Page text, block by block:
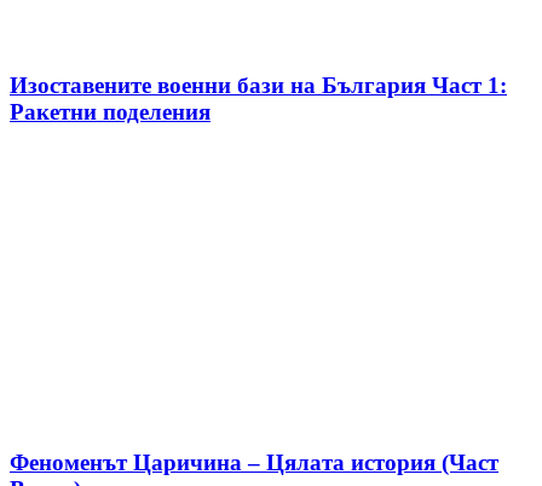
Изоставените военни бази на България Част 1:
Ракетни поделения
Феноменът Царичина – Цялата история (Част